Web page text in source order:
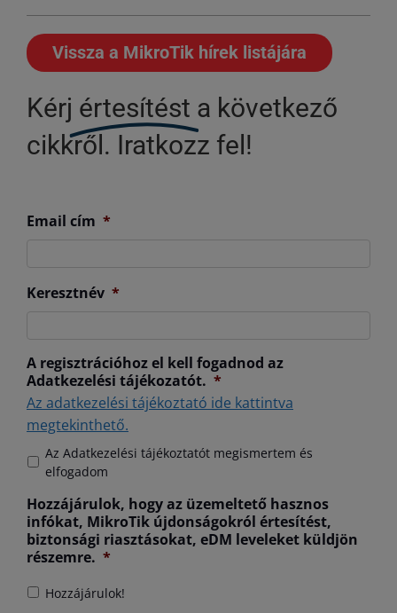
Vissza a MikroTik hírek listájára
Kérj értesítést a következő
cikkről. Iratkozz fel!
Email cím *
Keresztnév *
A regisztrációhoz el kell fogadnod az
Adatkezelési tájékozatót. *
Az adatkezelési tájékoztató ide kattintva
megtekinthető.
Az Adatkezelési tájékoztatót megismertem és
elfogadom
Hozzájárulok, hogy az üzemeltető hasznos
infókat, MikroTik újdonságokról értesítést,
biztonsági riasztásokat, eDM leveleket küldjön
részemre. *
Hozzájárulok!